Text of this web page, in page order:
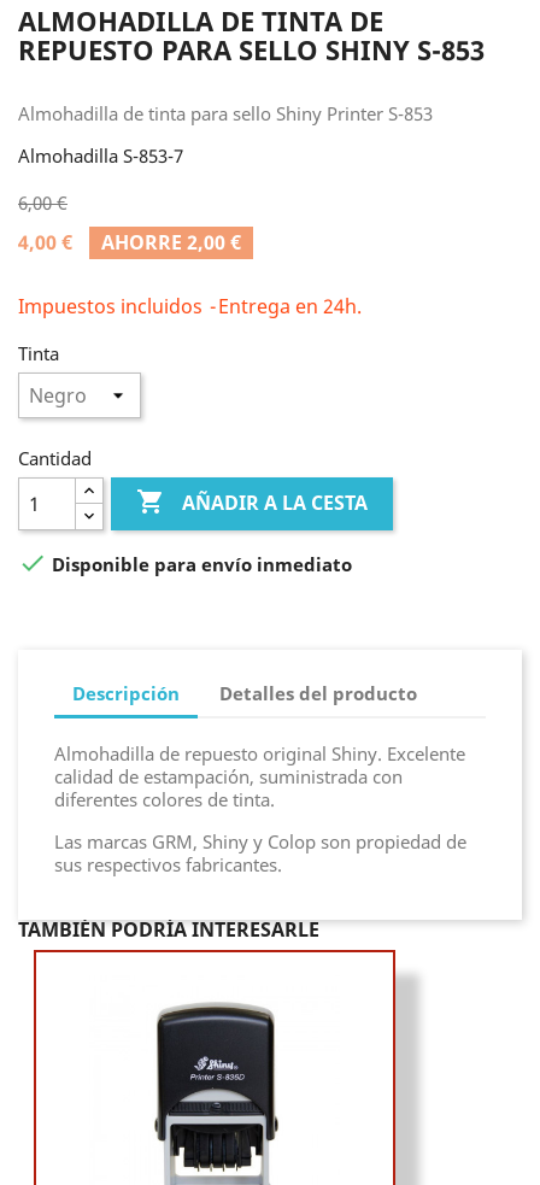
ALMOHADILLA DE TINTA DE
REPUESTO PARA SELLO SHINY S-853
Almohadilla de tinta para sello Shiny Printer S-853
Almohadilla S-853-7
6,00 €
4,00 € AHORRE 2,00 €
Impuestos incluidos Entrega en 24h.
Tinta
Cantidad
 AÑADIR A LA CESTA
 Disponible para envío inmediato
Descripción Detalles del producto
Almohadilla de repuesto original Shiny. Excelente
calidad de estampación, suministrada con
diferentes colores de tinta.
Las marcas GRM, Shiny y Colop son propiedad de
sus respectivos fabricantes.
TAMBIÉN PODRÍA INTERESARLE